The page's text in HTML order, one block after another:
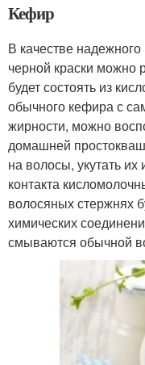
Кефир
В качестве
черной краски можно
будет состоять из
обычного кефира с
жирности, можно
домашней
на волосы, укутать
контакта
волосяных стержнях
химических
смываются обычной